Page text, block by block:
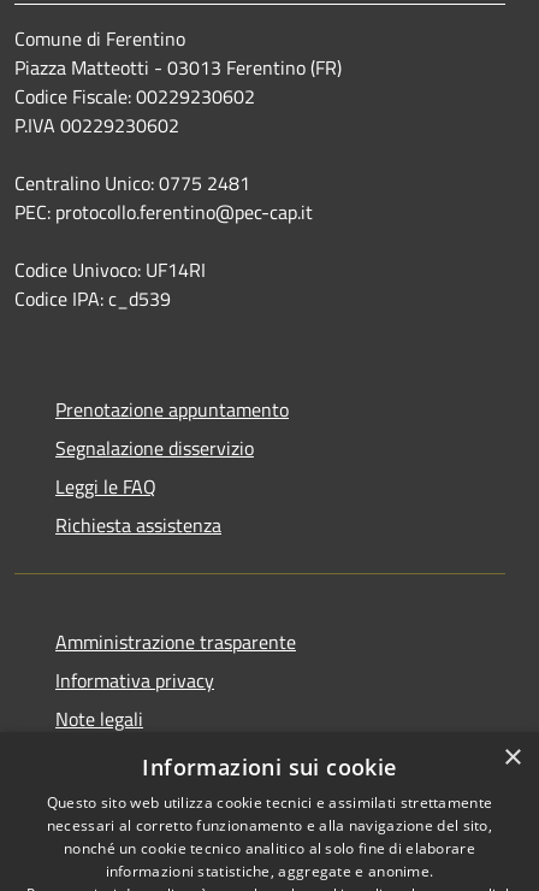
Comune di Ferentino
Piazza Matteotti - 03013 Ferentino (FR)
Codice Fiscale: 00229230602
P.IVA 00229230602
Centralino Unico: 0775 2481
PEC: protocollo.ferentino@pec-cap.it
Codice Univoco: UF14RI
Codice IPA: c_d539
Prenotazione appuntamento
Segnalazione disservizio
Leggi le FAQ
Richiesta assistenza
Amministrazione trasparente
Informativa privacy
Note legali
Dichiarazione di accessibilità
Copyright © 2026 • Comune di
×
Informazioni sui cookie
Questo sito web utilizza cookie tecnici e assimilati strettamente
necessari al corretto funzionamento e alla navigazione del sito,
nonché un cookie tecnico analitico al solo fine di elaborare
informazioni statistiche, aggregate e anonime.